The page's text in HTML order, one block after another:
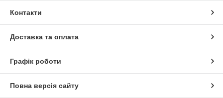
Контакти
Доставка та оплата
Графік роботи
Повна версія сайту